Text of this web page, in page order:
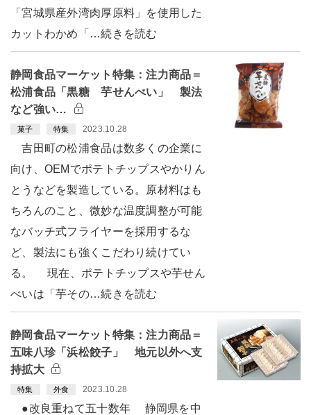
「宮城県産外湾肉厚原料」を使用した
カットわかめ「…続きを読む
静岡食品マーケット特集：注力商品＝
松浦食品「黒糖 芋せんべい」 製法
など強い…
菓子 特集 2023.10.28
吉田町の松浦食品は数多くの企業に
向け、OEMでポテトチップスやかりん
とうなどを製造している。原材料はも
ちろんのこと、微妙な温度調整が可能
なバッチ式フライヤーを採用するな
ど、製法にも強くこだわり続けてい
る。 現在、ポテトチップスや芋せん
べいは「芋その…続きを読む
静岡食品マーケット特集：注力商品＝
五味八珍「浜松餃子」 地元以外へ支
持拡大
特集 外食 2023.10.28
●改良重ねて五十数年 静岡県を中